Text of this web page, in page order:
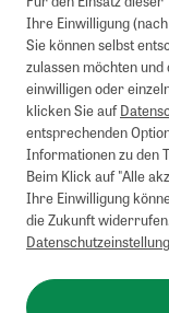
Ihre Einwilligung (nach
Sie können selbst
zulassen möchten
einwilligen oder
klicken Sie auf
entsprechenden
Informationen zu den
Beim Klick auf "Alle
Ihre Einwilligung
die Zukunft